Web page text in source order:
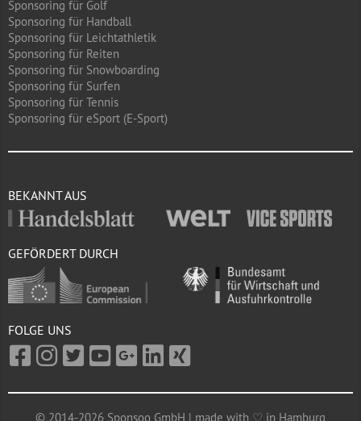
Sponsoring für Golf
Sponsoring für Handball
Sponsoring für Leichtathletik
Sponsoring für Reiten
Sponsoring für Snowboarding
Sponsoring für Surfen
Sponsoring für Tennis
Sponsoring für eSport (E-Sport)
BEKANNT AUS
GEFÖRDERT DURCH
FOLGE UNS
© 2014-2026 Sponsoo GmbH | made with ♡ in Hamburg